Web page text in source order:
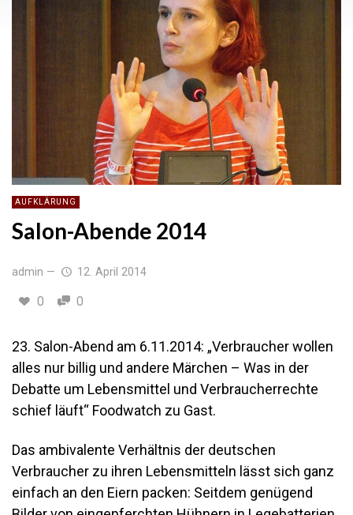
AUFKLÄRUNG
Salon-Abende 2014
admin — 12. April 2014
0 0
23. Salon-Abend am 6.11.2014: „Verbraucher wollen
alles nur billig und andere Märchen – Was in der
Debatte um Lebensmittel und Verbraucherrechte
schief läuft“ Foodwatch zu Gast.
Das ambivalente Verhältnis der deutschen
Verbraucher zu ihren Lebensmitteln lässt sich ganz
einfach an den Eiern packen: Seitdem genügend